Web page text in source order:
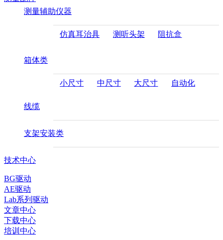
测量辅助仪器
仿真耳治具 测听头架 阻抗盒
箱体类
小尺寸 中尺寸 大尺寸 自动化
线缆
支架安装类
技术中心
BG驱动
AE驱动
Lab系列驱动
文章中心
下载中心
培训中心